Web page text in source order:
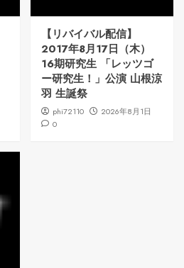
【リバイバル配信】
2017年8月17日（木）
16期研究生 「レッツゴ
ー研究生！」公演 山根涼
羽 生誕祭
phi72110
2026年8月1日
0